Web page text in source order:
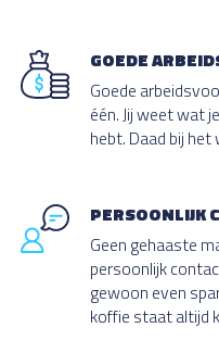
GOEDE
Goede
één. Jij weet wat
hebt. Daad bij
PERSOONLIJK
Geen gehaaste
persoonlijk
gewoon even
koffie staat altijd